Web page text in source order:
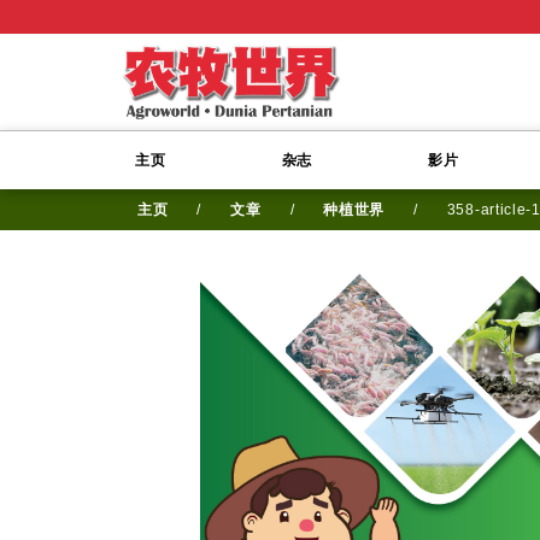
主页 杂志 影片
主页 / 文章 / 种植世界 / 358-article-